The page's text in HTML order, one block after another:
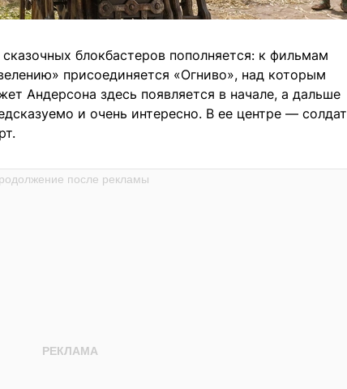
блокбастеров пополняется: к фильмам
присоединяется «Огниво», над которым
Андерсона здесь появляется в начале, а дальше
и очень интересно. В ее центре — солдат